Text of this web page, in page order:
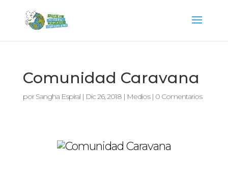
Comunidad Caravana
porSangha Espiral| Dic 26, 2018| Medios| 0 Comentarios